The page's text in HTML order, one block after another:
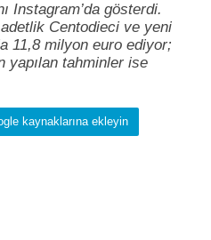
Instagram’da gösterdi.
Centodieci ve yeni
11,8 milyon euro ediyor;
yapılan tahminler ise
kaynaklarına ekleyin